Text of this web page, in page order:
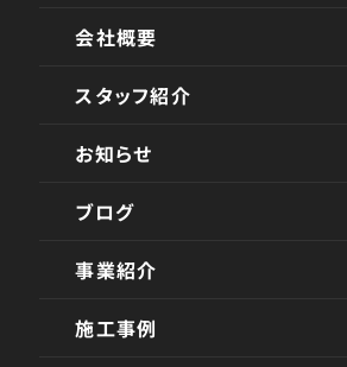
会社概要
スタッフ紹介
お知らせ
ブログ
事業紹介
施工事例